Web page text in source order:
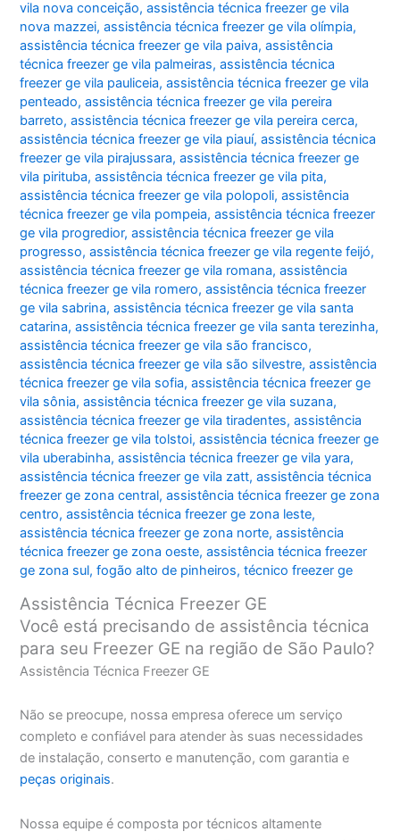
vila nova conceição,assistência técnica freezer ge vila
nova mazzei,assistência técnica freezer ge vila olímpia,
assistência técnica freezer ge vila paiva,assistência
técnica freezer ge vila palmeiras,assistência técnica
freezer ge vila pauliceia,assistência técnica freezer ge vila
penteado,assistência técnica freezer ge vila pereira
barreto,assistência técnica freezer ge vila pereira cerca,
assistência técnica freezer ge vila piauí,assistência técnica
freezer ge vila pirajussara,assistência técnica freezer ge
vila pirituba,assistência técnica freezer ge vila pita,
assistência técnica freezer ge vila polopoli,assistência
técnica freezer ge vila pompeia,assistência técnica freezer
ge vila progredior,assistência técnica freezer ge vila
progresso,assistência técnica freezer ge vila regente feijó,
assistência técnica freezer ge vila romana,assistência
técnica freezer ge vila romero,assistência técnica freezer
ge vila sabrina,assistência técnica freezer ge vila santa
catarina,assistência técnica freezer ge vila santa terezinha,
assistência técnica freezer ge vila são francisco,
assistência técnica freezer ge vila são silvestre,assistência
técnica freezer ge vila sofia,assistência técnica freezer ge
vila sônia,assistência técnica freezer ge vila suzana,
assistência técnica freezer ge vila tiradentes,assistência
técnica freezer ge vila tolstoi,assistência técnica freezer ge
vila uberabinha,assistência técnica freezer ge vila yara,
assistência técnica freezer ge vila zatt,assistência técnica
freezer ge zona central,assistência técnica freezer ge zona
centro,assistência técnica freezer ge zona leste,
assistência técnica freezer ge zona norte,assistência
técnica freezer ge zona oeste,assistência técnica freezer
ge zona sul,fogão alto de pinheiros,técnico freezer ge
Assistência Técnica Freezer GE
Você está precisando de assistência técnica
para seu Freezer GE na região de São Paulo?
Assistência Técnica Freezer GE
Não se preocupe, nossa empresa oferece um serviço
completo e confiável para atender às suas necessidades
de instalação, conserto e manutenção, com garantia e
peças originais.
Nossa equipe é composta por técnicos altamente